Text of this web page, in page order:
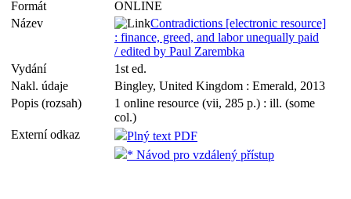
Formát
ONLINE
Název
Contradictions [electronic resource]
: finance, greed, and labor unequally paid
/ edited by Paul Zarembka
Vydání
1st ed.
Nakl. údaje
Bingley, United Kingdom : Emerald, 2013
Popis (rozsah)
1 online resource (vii, 285 p.) : ill. (some
col.)
Externí odkaz
Plný text PDF
* Návod pro vzdálený přístup